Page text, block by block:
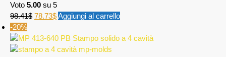
Voto 5.00 su 5
98.41$ 78.73$Aggiungi al carrello
-20%